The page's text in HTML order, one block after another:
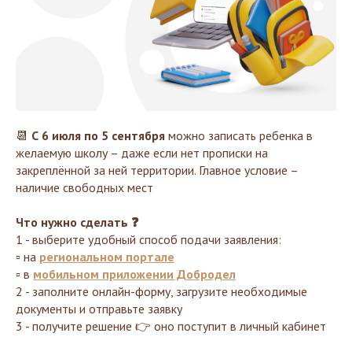
📆 С 6 июля по 5 сентября можно записать ребенка в
желаемую школу – даже если нет прописки на
закреплённой за ней территории. Главное условие –
наличие свободных мест
Что нужно сделать ❓
1 - выберите удобный способ подачи заявления:
▫️ на региональном портале
▫️ в мобильном приложении Добродел
2 - заполните онлайн-форму, загрузите необходимые
документы и отправьте заявку
3 - получите решение 👉 оно поступит в личный кабинет